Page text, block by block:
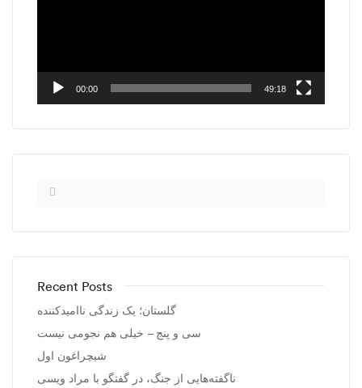
00:00 49:18
Recent Posts
گلستان؛ یک زندگی ناامیدکننده
سی و پنج – خیلی هم نجومی نیست
شبچراغون اول
ناگفته‌هایی از جنگ، در گفتگو با مراد ویسی